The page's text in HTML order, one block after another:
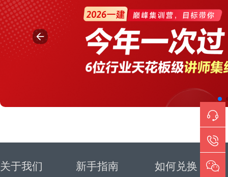
关于我们 新手指南 如何兑换